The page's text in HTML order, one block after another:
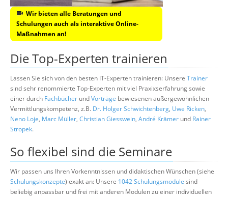
Wir bieten alle Beratungen und
Schulungen auch als interaktive Online-
Maßnahmen an!
Die Top-Experten trainieren
Lassen Sie sich von den besten IT-Experten trainieren: Unsere Trainer
sind sehr renommierte Top-Experten mit viel Praxixserfahrung sowie
einer durch Fachbücher undVorträge bewiesenen außergewöhnlichen
Vermittlungskompetenz, z.B. Dr. Holger Schwichtenberg, Uwe Ricken,
Neno Loje, Marc Müller, Christian Giesswein, André Krämer und Rainer
Stropek.
So flexibel sind die Seminare
Wir passen uns Ihren Vorkenntnissen und didaktischen Wünschen (siehe
Schulungskonzepte) exakt an: Unsere 1042 Schulungsmodule sind
beliebig anpassbar und frei mit anderen Modulen zu einer individuellen